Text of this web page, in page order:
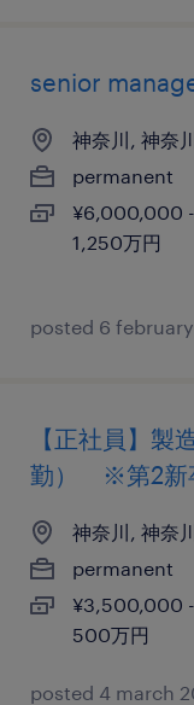
senior
神奈川, 神奈
permanent
¥6,000,000
1,250万円
posted 6
【正社員】製
勤） ※第2新
神奈川, 神奈
permanent
¥3,500,000
500万円
posted 4 march